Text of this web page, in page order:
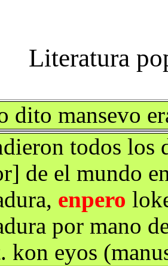
dito mansevo
todos los
de el mundo
enpero
por mano
kon eyos